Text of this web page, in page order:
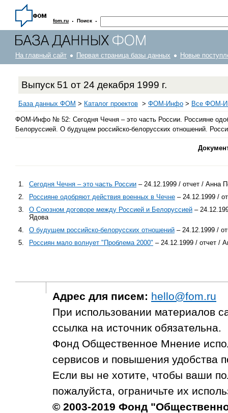
fom.ru · Поиск ·
На главный сайт Первая страница базы данных Новые
Выпуск 51 от 24 декабря 1999 г.
База данных ФОМ > Каталог проектов > ФOM-Инфо > Все ФОМ-
ФОМ-Инфо № 52: Сегодня Чечня – это часть России. Россияне
Белоруссией. О будущем российско-белорусских отношений.
1. Сегодня Чечня – это часть России – 24.12.1999 / отчет / Анна
2.
Россияне одобряют действия военных в Чечне – 24.12.1999 /
3.
О Союзном договоре между Россией и Белоруссией –
Ядова
4.
О будущем российско-белорусских отношений – 24.12.1999 /
5.
Россиян мало волнует "Проблема 2000" – 24.12.1999 / отчет /
Адрес для писем: hello@fom.ru
При использовании материалов
ссылка на источник обязательна.
Фонд Общественное Мнение
сервисов и повышения удобства
Если вы не хотите, чтобы ваши
пожалуйста, ограничьте их
© 2003-2019 Фонд